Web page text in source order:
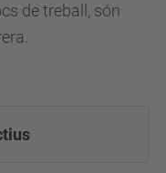
de treball, són